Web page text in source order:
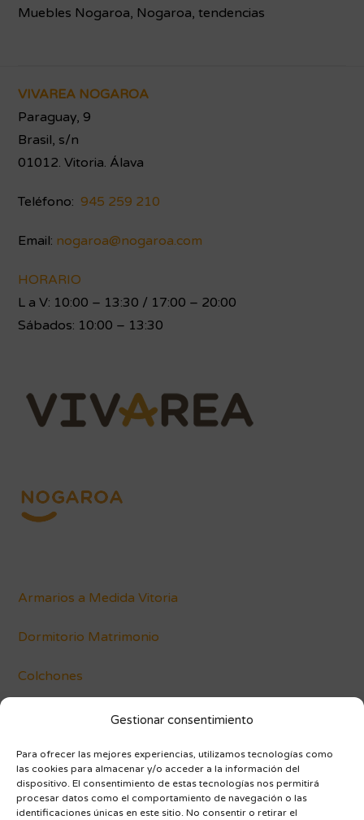
Gestionar consentimiento
Para ofrecer las mejores experiencias, utilizamos tecnologías como
las cookies para almacenar y/o acceder a la información del
dispositivo. El consentimiento de estas tecnologías nos permitirá
procesar datos como el comportamiento de navegación o las
identificaciones únicas en este sitio. No consentir o retirar el
Muebles Nogaroa, Nogaroa,tendencias
Footer
VIVAREA NOGAROA
Paraguay, 9
Brasil, s/n
01012. Vitoria. Álava
Teléfono: 945 259 210
Email: nogaroa@nogaroa.com
HORARIO
L a V: 10:00 – 13:30 / 17:00 – 20:00
Sábados: 10:00 – 13:30
Armarios a Medida Vitoria
Dormitorio Matrimonio
Colchones
Blog